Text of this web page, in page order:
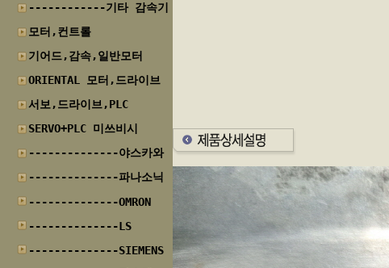
------------기타 감속기
모터,컨트롤
기어드,감속,일반모터
ORIENTAL 모터,드라이브
서보,드라이브,PLC
SERVO+PLC 미쓰비시
--------------야스카와
--------------파나소닉
--------------OMRON
--------------LS
--------------SIEMENS